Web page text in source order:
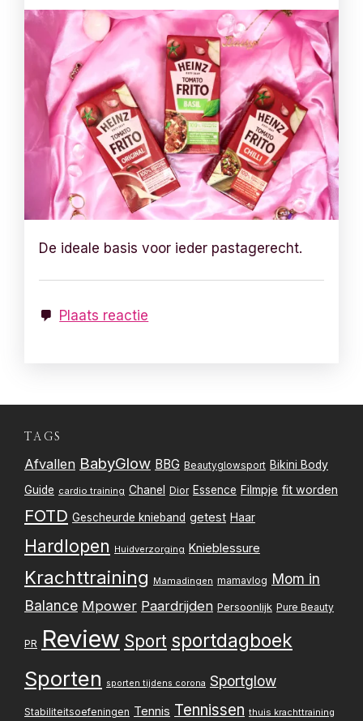
De ideale basis voor ieder pastagerecht.
Plaats reactie
TAGS
Afvallen BabyGlow BBG Beautyglowsport Bikini Body
Guide cardio training Chanel Dior Essence Filmpje fit worden
FOTD Gescheurde knieband getest Haar
Hardlopen Huidverzorging Knieblessure
Krachttraining Mamadingen mamavlog Mom in
Balance Mpower Paardrijden Persoonlijk Pure Beauty
PR Review Sport sportdagboek
Sporten sporten tijdens corona Sportglow
Stabiliteitsoefeningen Tennis Tennissen thuis krachttraining